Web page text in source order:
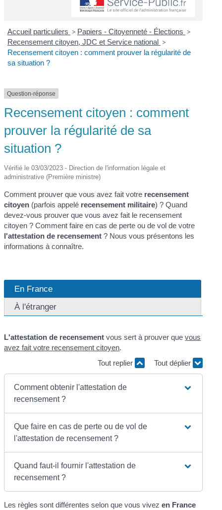
Accueil particuliers > Papiers - Citoyenneté - Élections >
Recensement citoyen, JDC et Service national >
Recensement citoyen : comment prouver la régularité de
sa situation ?
Question-réponse
Recensement citoyen : comment
prouver la régularité de sa
situation ?
Vérifié le 03/03/2023 - Direction de l'information légale et
administrative (Première ministre)
Comment prouver que vous avez fait votre recensement
citoyen (parfois appelé recensement militaire) ? Quand
devez-vous prouver que vous avez fait le recensement
citoyen ? Comment faire en cas de perte ou de vol de votre
l'attestation de recensement ? Nous vous présentons les
informations à connaître.
En France
À l'étranger
L'attestation de recensementvous sert à prouver quevous
avez fait votre recensement citoyen.
Tout replier
Tout déplier
Comment obtenir l'attestation de
recensement ?
Que faire en cas de perte ou de vol de
l'attestation de recensement ?
Quand faut-il fournir l'attestation de
recensement ?
Les règles sont différentes selon que vous vivezen France